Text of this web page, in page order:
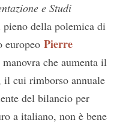
e Studi
pieno della polemica di
europeo Pierre
che aumenta il
il cui rimborso annuale
del bilancio per
a italiano, non è bene